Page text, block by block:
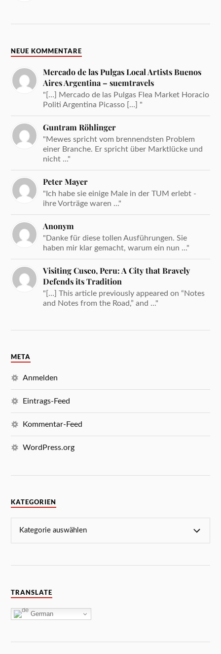
NEUE KOMMENTARE
Mercado de las Pulgas Local Artists Buenos
Aires Argentina – suemtravels
"[…] Mercado de las Pulgas Flea Market Horacio
Politi Argentina Picasso […] "
Guntram Röhlinger
"Mewes spricht vom brennendsten Problem
einer Branche. Er spricht über Marktlücke und
nicht ..."
Peter Mayer
"Ich habe sie einige Male in der TUM erlebt -
ihre Vorträge waren ..."
Anonym
"Danke für diese tollen Ausführungen. Sie
haben mir klar gemacht, warum ein nun ..."
Visiting Cusco, Peru: A City that Bravely
Defends its Tradition
"[…] This article previously appeared on “Notes
and Notes from the Road,” and ..."
META
Anmelden
Eintrags-Feed
Kommentar-Feed
WordPress.org
KATEGORIEN
TRANSLATE
German